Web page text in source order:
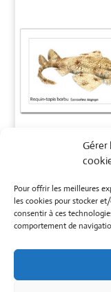
Gérer
Pour offrir les meilleures
les cookies pour stocker
consentir à ces
comportement de
Carte
1,00€